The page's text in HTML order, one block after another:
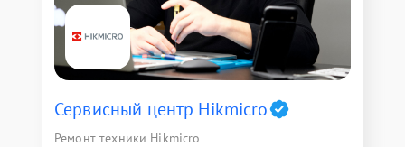
Сервисный центр Hikmicro
Ремонт техники Hikmicro